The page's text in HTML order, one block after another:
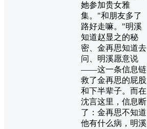
她参加贵女雅
集。"和朋友多了
路好走嘛。"明溪
知道赵显之的秘
密、金再思知道去
问、明溪愿意说
——这一条信息链
救了金再思的屁股
和下半辈子。而在
沈言这里，信息断
了：金再思不知道
他有什么病，明溪